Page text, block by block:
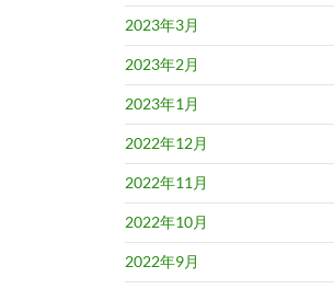
2023年3月
2023年2月
2023年1月
2022年12月
2022年11月
2022年10月
2022年9月